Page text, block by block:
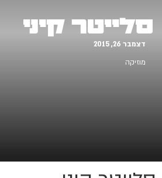
סלייטר קיני
דצמבר 26, 2015
מוזיקה